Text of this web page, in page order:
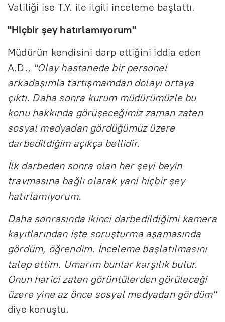
Valiliği ise T.Y. ile ilgili inceleme başlattı.
"Hiçbir şey hatırlamıyorum"
Müdürün kendisini darp ettiğini iddia eden
A.D., "Olay hastanede bir personel
arkadaşımla tartışmamdan dolayı ortaya
çıktı. Daha sonra kurum müdürümüzle bu
konu hakkında görüşeceğimiz zaman zaten
sosyal medyadan gördüğümüz üzere
darbedildiğim açıkça bellidir.
İlk darbeden sonra olan her şeyi beyin
travmasına bağlı olarak yani hiçbir şey
hatırlamıyorum.
Daha sonrasında ikinci darbedildiğimi kamera
kayıtlarından işte soruşturma aşamasında
gördüm, öğrendim. İnceleme başlatılmasını
talep ettim. Umarım bunlar karşılık bulur.
Onun harici zaten görüntülerden görüleceği
üzere yine az önce sosyal medyadan gördüm"
diye konuştu.